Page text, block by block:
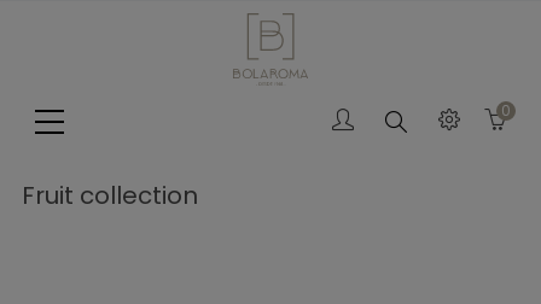
Search 0
Fruit collection